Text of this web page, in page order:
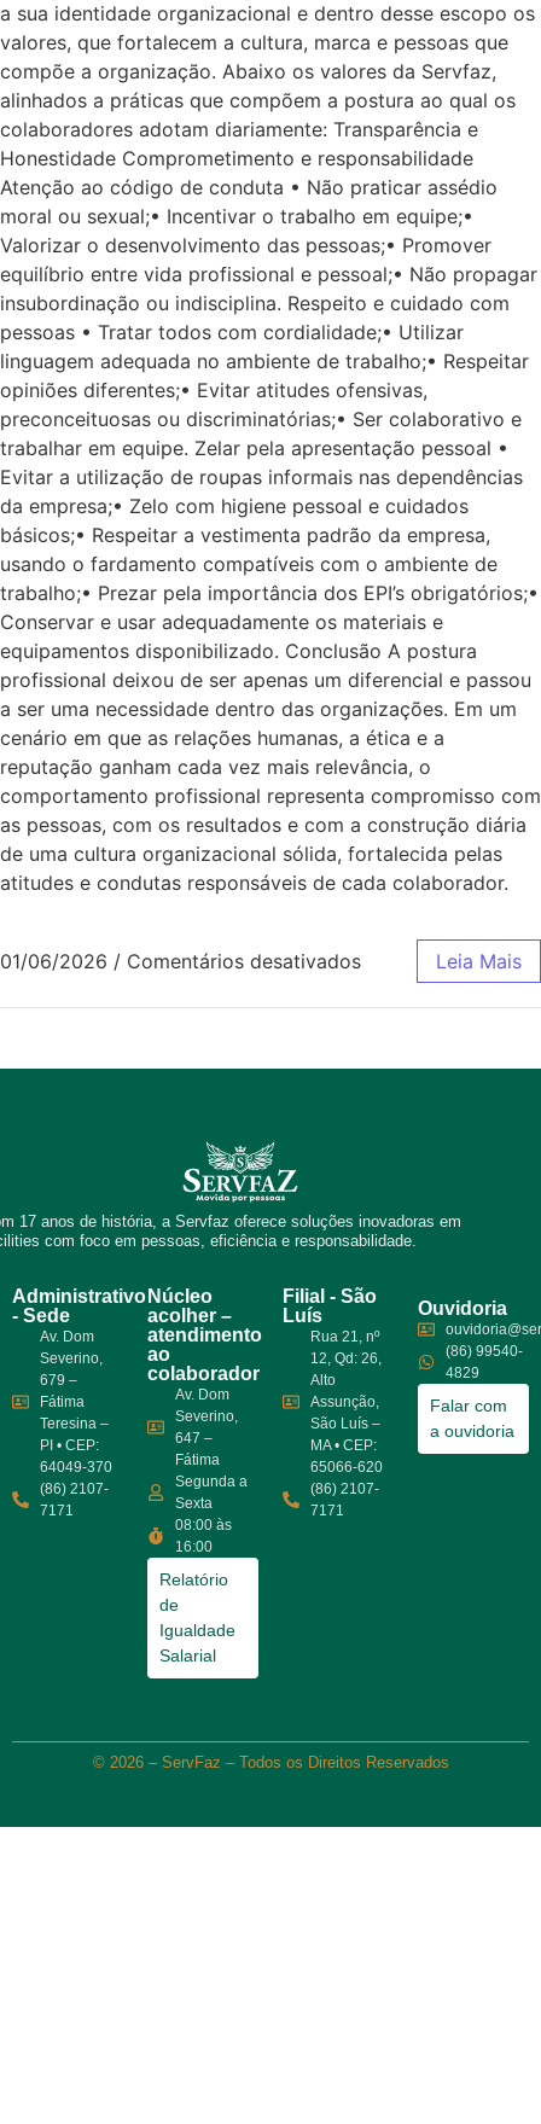
a sua identidade organizacional e dentro desse escopo os
valores, que fortalecem a cultura, marca e pessoas que
compõe a organização. Abaixo os valores da Servfaz,
alinhados a práticas que compõem a postura ao qual os
colaboradores adotam diariamente: Transparência e
Honestidade Comprometimento e responsabilidade
Atenção ao código de conduta • Não praticar assédio
moral ou sexual;• Incentivar o trabalho em equipe;•
Valorizar o desenvolvimento das pessoas;• Promover
equilíbrio entre vida profissional e pessoal;• Não propagar
insubordinação ou indisciplina. Respeito e cuidado com
pessoas • Tratar todos com cordialidade;• Utilizar
linguagem adequada no ambiente de trabalho;• Respeitar
opiniões diferentes;• Evitar atitudes ofensivas,
preconceituosas ou discriminatórias;• Ser colaborativo e
trabalhar em equipe. Zelar pela apresentação pessoal •
Evitar a utilização de roupas informais nas dependências
da empresa;• Zelo com higiene pessoal e cuidados
básicos;• Respeitar a vestimenta padrão da empresa,
usando o fardamento compatíveis com o ambiente de
trabalho;• Prezar pela importância dos EPI’s obrigatórios;•
Conservar e usar adequadamente os materiais e
equipamentos disponibilizado. Conclusão A postura
profissional deixou de ser apenas um diferencial e passou
a ser uma necessidade dentro das organizações. Em um
cenário em que as relações humanas, a ética e a
reputação ganham cada vez mais relevância, o
comportamento profissional representa compromisso com
as pessoas, com os resultados e com a construção diária
de uma cultura organizacional sólida, fortalecida pelas
atitudes e condutas responsáveis de cada colaborador.
01/06/2026 / Comentários desativados Leia Mais
17 anos de história, a Servfaz oferece soluções inovadoras em
com foco em pessoas, eficiência e responsabilidade.
Administrativo
- Sede
Av. Dom
Severino,
679 –
Fátima
Teresina –
PI • CEP:
64049-370
(86) 2107-
7171
Núcleo
acolher –
atendimento
ao
colaborador
Av. Dom
Severino,
647 –
Fátima
Segunda a
Sexta
08:00 às
16:00
Relatório
de
Igualdade
Salarial
Filial - São
Luís
Rua 21, nº
12, Qd: 26,
Alto
Assunção,
São Luís –
MA • CEP:
65066-620
(86) 2107-
7171
Ouvidoria
(86) 99540-
4829
Falar com
a ouvidoria
© 2026 – ServFaz – Todos os Direitos Reservados